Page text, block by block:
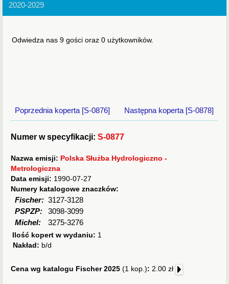
2020-2029
Odwiedza nas 9 gości oraz 0 użytkowników.
Poprzednia koperta [S-0876] Następna koperta [S-0878]
Numer w specyfikacji:S-0877
Nazwa emisji: Polska Służba Hydrologiczno -
Metrologiczna
Data emisji: 1990-07-27
Numery katalogowe znaczków:
Fischer: 3127-3128
PSPZP:
3098-3099
Michel:
3275-3276
Ilość kopert w wydaniu: 1
Nakład: b/d
Cena wg katalogu Fischer 2025(1 kop.): 2.00 zł